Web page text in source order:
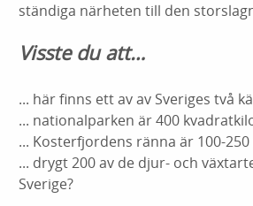
ständiga närheten till den
Visste du att…
... här finns ett av av Sveriges två
... nationalparken är 400
... Kosterfjordens ränna är 100-
... drygt 200 av de djur- och
Sverige?